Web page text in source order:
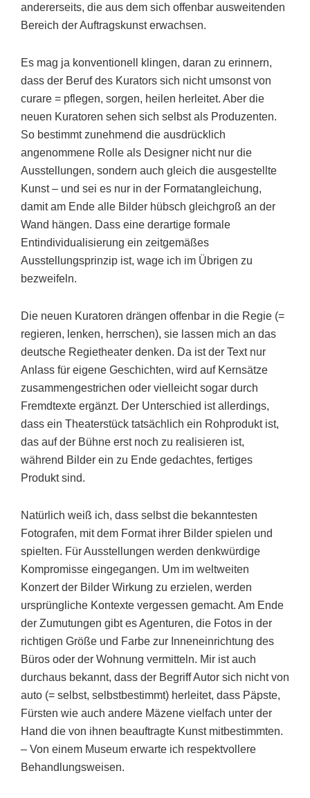
andererseits, die aus dem sich offenbar ausweitenden
Bereich der Auftragskunst erwachsen.
Es mag ja konventionell klingen, daran zu erinnern,
dass der Beruf des Kurators sich nicht umsonst von
curare = pflegen, sorgen, heilen herleitet. Aber die
neuen Kuratoren sehen sich selbst als Produzenten.
So bestimmt zunehmend die ausdrücklich
angenommene Rolle als Designer nicht nur die
Ausstellungen, sondern auch gleich die ausgestellte
Kunst – und sei es nur in der Formatangleichung,
damit am Ende alle Bilder hübsch gleichgroß an der
Wand hängen. Dass eine derartige formale
Entindividualisierung ein zeitgemäßes
Ausstellungsprinzip ist, wage ich im Übrigen zu
bezweifeln.
Die neuen Kuratoren drängen offenbar in die Regie (=
regieren, lenken, herrschen), sie lassen mich an das
deutsche Regietheater denken. Da ist der Text nur
Anlass für eigene Geschichten, wird auf Kernsätze
zusammengestrichen oder vielleicht sogar durch
Fremdtexte ergänzt. Der Unterschied ist allerdings,
dass ein Theaterstück tatsächlich ein Rohprodukt ist,
das auf der Bühne erst noch zu realisieren ist,
während Bilder ein zu Ende gedachtes, fertiges
Produkt sind.
Natürlich weiß ich, dass selbst die bekanntesten
Fotografen, mit dem Format ihrer Bilder spielen und
spielten. Für Ausstellungen werden denkwürdige
Kompromisse eingegangen. Um im weltweiten
Konzert der Bilder Wirkung zu erzielen, werden
ursprüngliche Kontexte vergessen gemacht. Am Ende
der Zumutungen gibt es Agenturen, die Fotos in der
richtigen Größe und Farbe zur Inneneinrichtung des
Büros oder der Wohnung vermitteln. Mir ist auch
durchaus bekannt, dass der Begriff Autor sich nicht von
auto (= selbst, selbstbestimmt) herleitet, dass Päpste,
Fürsten wie auch andere Mäzene vielfach unter der
Hand die von ihnen beauftragte Kunst mitbestimmten.
– Von einem Museum erwarte ich respektvollere
Behandlungsweisen.